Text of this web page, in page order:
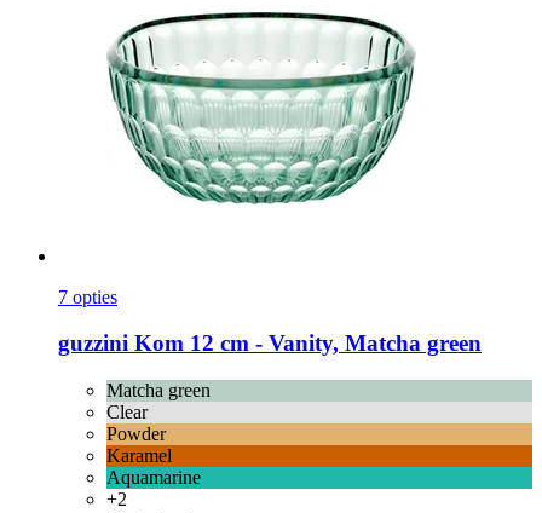
7 opties
guzzini Kom 12 cm -​ Vanity, Matcha green
Matcha green
Clear
Powder
Karamel
Aquamarine
+2